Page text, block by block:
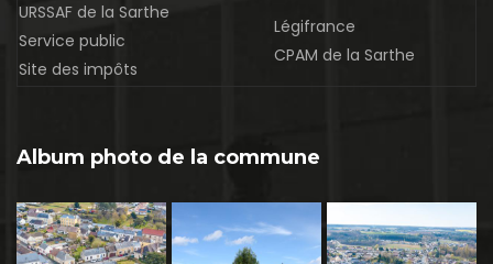
URSSAF de la Sarthe
Service public
Site des impôts
Légifrance
CPAM de la Sarthe
Album photo de la commune